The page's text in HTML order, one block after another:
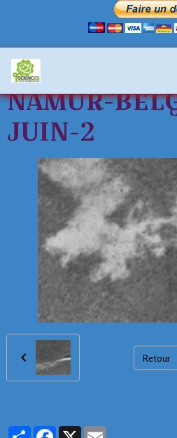
1955-ovni-
NAMUR-
JUIN-2
Retour
PartagerFacebook
X